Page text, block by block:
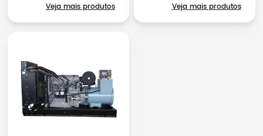
Veja mais produtos Veja mais produtos